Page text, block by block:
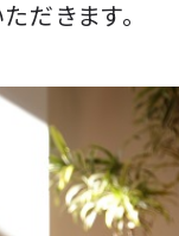
だきます。